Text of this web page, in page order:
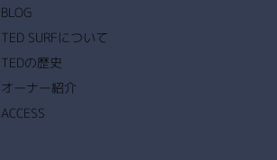
BLOG
TED SURFについて
TEDの歴史
オーナー紹介
ACCESS